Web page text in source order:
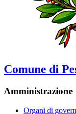
Comune di
Amministrazione
Organi di